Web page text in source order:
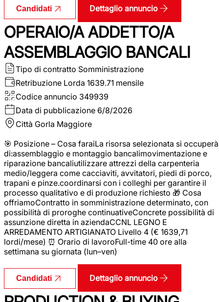
Candidati Dettaglio annuncio
OPERAIO/A ADDETTO/A
ASSEMBLAGGIO BANCALI
Tipo di contratto Somministrazione
Retribuzione Lorda 1639.71 mensile
Codice annuncio 349939
Data di pubblicazione 6/8/2026
Città Gorla Maggiore
🎯 Posizione – Cosa faraiLa risorsa selezionata si occuperà
di:assemblaggio e montaggio bancalimovimentazione e
riparazione bancaliutilizzare attrezzi della carpenteria
medio/leggera come cacciaviti, avvitatori, piedi di porco,
trapani e pinze.coordinarsi con i colleghi per garantire il
processo qualitativo e di produzione richiesto 🎁 Cosa
offriamoContratto in somministrazione determinato, con
possibilità di proroghe continuativeConcrete possibilità di
assunzione diretta in aziendaCCNL LEGNO E
ARREDAMENTO ARTIGIANATO Livello 4 (€ 1639,71
lordi/mese) ⏰ Orario di lavoroFull-time 40 ore alla
settimana su giornata (lun–ven)
Candidati Dettaglio annuncio